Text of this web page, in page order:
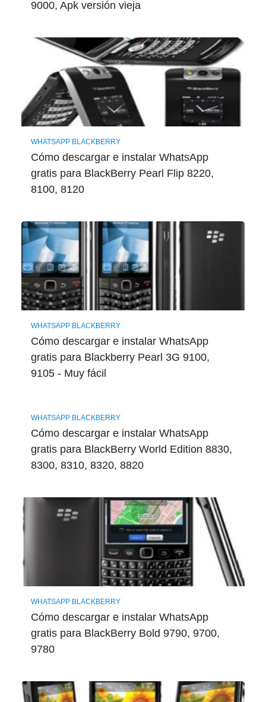
9000, Apk versión vieja
WHATSAPP BLACKBERRY
Cómo descargar e instalar WhatsApp
gratis para BlackBerry Pearl Flip 8220,
8100, 8120
WHATSAPP BLACKBERRY
Cómo descargar e instalar WhatsApp
gratis para Blackberry Pearl 3G 9100,
9105 - Muy fácil
WHATSAPP BLACKBERRY
Cómo descargar e instalar WhatsApp
gratis para BlackBerry World Edition 8830,
8300, 8310, 8320, 8820
WHATSAPP BLACKBERRY
Cómo descargar e instalar WhatsApp
gratis para BlackBerry Bold 9790, 9700,
9780